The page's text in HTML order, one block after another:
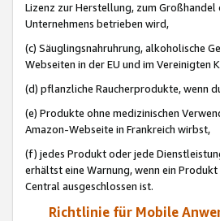
Lizenz zur Herstellung, zum
Unternehmens betrieben wird,
(c) Säuglingsnahruhrung, alkoholische
Webseiten in der EU und im Vereinigten
(d) pflanzliche Raucherprodukte, wenn
(e) Produkte ohne medizinischen
Amazon-Webseite in Frankreich wirbst,
(f) jedes Produkt oder jede
erhältst eine Warnung, wenn ein
Central ausgeschlossen ist.
Richtlinie für Mobile